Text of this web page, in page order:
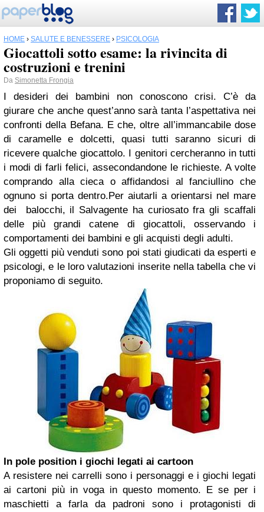
HOME › SALUTE E BENESSERE › PSICOLOGIA
Giocattoli sotto esame: la rivincita di
costruzioni e trenini
Da Simonetta Frongia
I desideri dei bambini non conoscono crisi. C’è da
giurare che anche quest’anno sarà tanta l’aspettativa nei
confronti della Befana. E che, oltre all’immancabile dose
di caramelle e dolcetti, quasi tutti saranno sicuri di
ricevere qualche giocattolo. I genitori cercheranno in tutti
i modi di farli felici, assecondandone le richieste. A volte
comprando alla cieca o affidandosi al fanciullino che
ognuno si porta dentro.Per aiutarli a orientarsi nel mare
dei balocchi, il Salvagente ha curiosato fra gli scaffali
delle più grandi catene di giocattoli, osservando i
comportamenti dei bambini e gli acquisti degli adulti.
Gli oggetti più venduti sono poi stati giudicati da esperti e
psicologi, e le loro valutazioni inserite nella tabella che vi
proponiamo di seguito.
In pole position i giochi legati ai cartoon
A resistere nei carrelli sono i personaggi e i giochi legati
ai cartoni più in voga in questo momento. E se per i
maschietti a farla da padroni sono i protagonisti di